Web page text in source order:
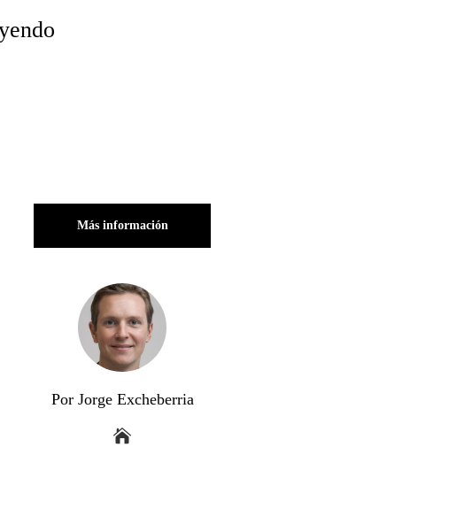
Más información
Por Jorge Excheberria